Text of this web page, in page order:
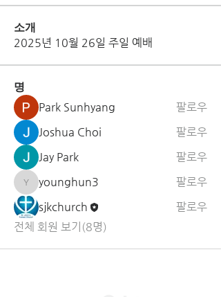
소개
2025년 10월 26일 주일 예배
명
Park Sunhyang
팔로우
Joshua Choi
팔로우
Jay Park
팔로우
younghun3
younghun3
팔로우
sjkchurch
팔로우
전체 회원 보기(8명)